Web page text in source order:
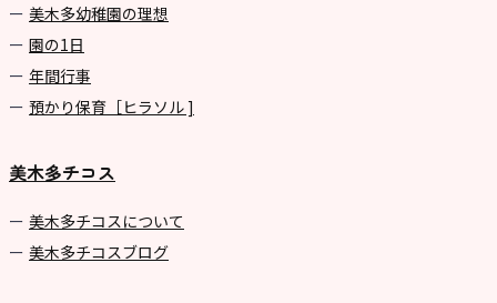
美⽊多幼稚園の理想
園の1⽇
年間⾏事
預かり保育［ヒラソル ]
美木多チコス
美⽊多チコスについて
美⽊多チコスブログ